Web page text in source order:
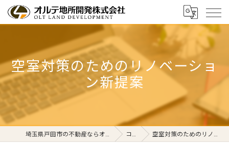
空室対策のためのリノベーショ
ン新提案
埼玉県戸田市の不動産ならオルテ地所開発株式会社 コラム 空室対策のためのリノベーション新提案